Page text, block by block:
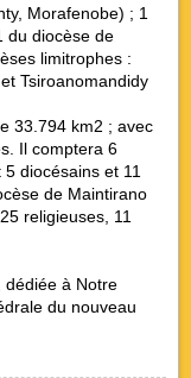
Morafenobe) ; 1
du diocèse de
limitrophes :
Tsiroanomandidy
33.794 km2 ; avec
Il comptera 6
diocésains et 11
de Maintirano
religieuses, 11
dédiée à Notre
du nouveau